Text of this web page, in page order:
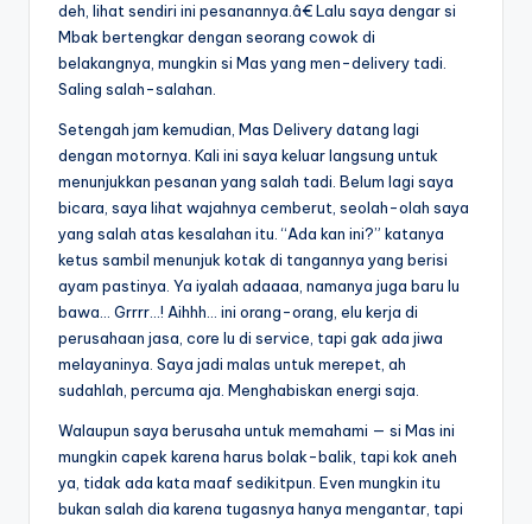
deh, lihat sendiri ini pesanannya.â€ Lalu saya dengar si
Mbak bertengkar dengan seorang cowok di
belakangnya, mungkin si Mas yang men-delivery tadi.
Saling salah-salahan.
Setengah jam kemudian, Mas Delivery datang lagi
dengan motornya. Kali ini saya keluar langsung untuk
menunjukkan pesanan yang salah tadi. Belum lagi saya
bicara, saya lihat wajahnya cemberut, seolah-olah saya
yang salah atas kesalahan itu. “Ada kan ini?” katanya
ketus sambil menunjuk kotak di tangannya yang berisi
ayam pastinya. Ya iyalah adaaaa, namanya juga baru lu
bawa… Grrrr…! Aihhh… ini orang-orang, elu kerja di
perusahaan jasa, core lu di service, tapi gak ada jiwa
melayaninya. Saya jadi malas untuk merepet, ah
sudahlah, percuma aja. Menghabiskan energi saja.
Walaupun saya berusaha untuk memahami — si Mas ini
mungkin capek karena harus bolak-balik, tapi kok aneh
ya, tidak ada kata maaf sedikitpun. Even mungkin itu
bukan salah dia karena tugasnya hanya mengantar, tapi